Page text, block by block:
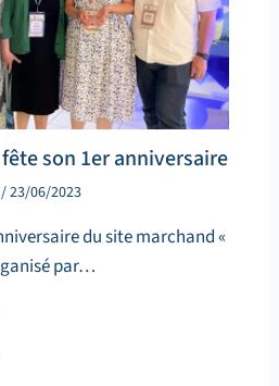
son 1er anniversaire
23/06/2023
du site marchand «
par…